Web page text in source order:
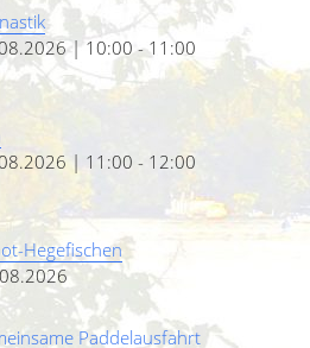
| 10:00 - 11:00
| 11:00 - 12:00
Hegefischen
Paddelausfahrt